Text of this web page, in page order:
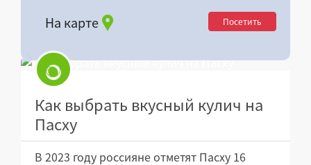
На карте Посетить
Как выбрать вкусный кулич на
Пасху
В 2023 году россияне отметят Пасху 16